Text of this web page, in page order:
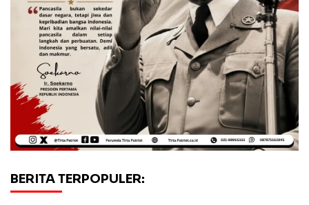
BERITA TERPOPULER: